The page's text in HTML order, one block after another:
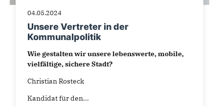
04.05.2024
Unsere Vertreter in der
Kommunalpolitik
Wie gestalten wir unsere lebenswerte, mobile,
vielfältige, sichere Stadt?
Christian Rosteck
Kandidat für den...